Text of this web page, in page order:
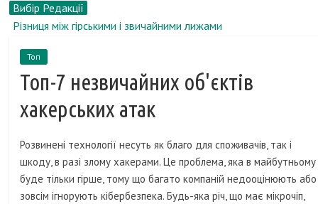
Вибір Редакції
Різниця між гірськими і звичайними лижами
Короткий огляд смартфона Samsung Galaxy S4
Рейтинг газових плит з газовою духовкою 2016 року
представникам бізнес-спільноти?
Топ
Топ-7 незвичайних об'єктів
хакерських атак
Розвинені технології несуть як благо для споживачів, так і
шкоду, в разі злому хакерами. Це проблема, яка в майбутньому
буде тільки гірше, тому що багато компаній недооцінюють або
зовсім ігнорують кібербезпека. Будь-яка річ, що має мікрочіп,